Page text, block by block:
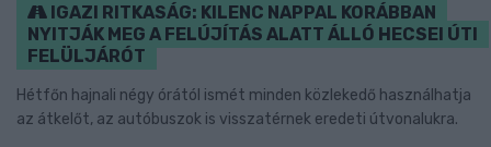
IGAZI RITKASÁG: KILENC NAPPAL KORÁBBAN
NYITJÁK MEG A FELÚJÍTÁS ALATT ÁLLÓ HECSEI ÚTI
FELÜLJÁRÓT
Hétfőn hajnali négy órától ismét minden közlekedő használhatja
az átkelőt, az autóbuszok is visszatérnek eredeti útvonalukra.